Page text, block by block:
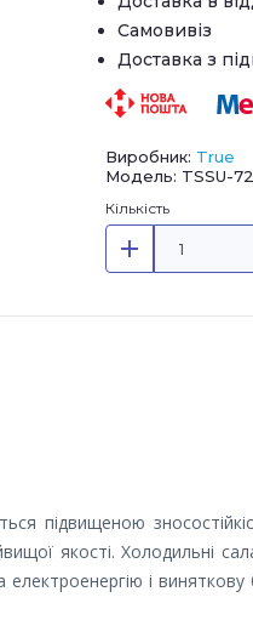
Самовивіз
Доставка з
Виробник: True
Модель: TSSU-
Кількість
підвищеною
якості. Холодильні
і виняткову